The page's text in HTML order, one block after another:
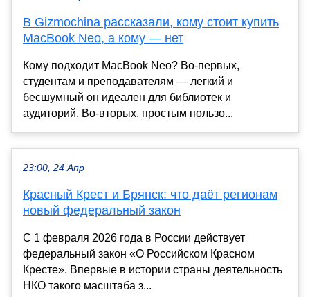
В Gizmochina рассказали, кому стоит купить
MacBook Neo, а кому — нет
Кому подходит MacBook Neo? Во-первых,
студентам и преподавателям — легкий и
бесшумный он идеален для библиотек и
аудиторий. Во-вторых, простым пользо...
23:00, 24 Апр
Красный Крест и Брянск: что даёт регионам
новый федеральный закон
С 1 февраля 2026 года в России действует
федеральный закон «О Российском Красном
Кресте». Впервые в истории страны деятельность
НКО такого масштаба з...